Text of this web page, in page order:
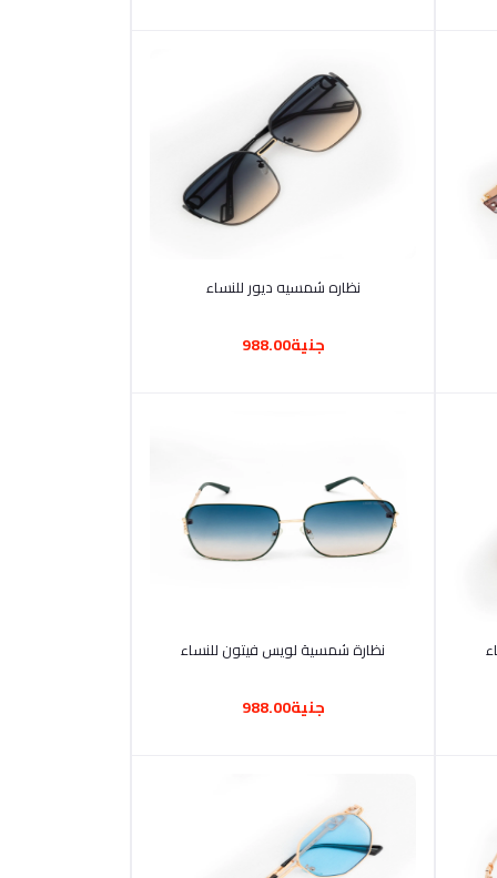
أضف إلى السلة
نظاره شمسيه ديور للنساء
جنية988.00
أضف إلى السلة
جنية988.00